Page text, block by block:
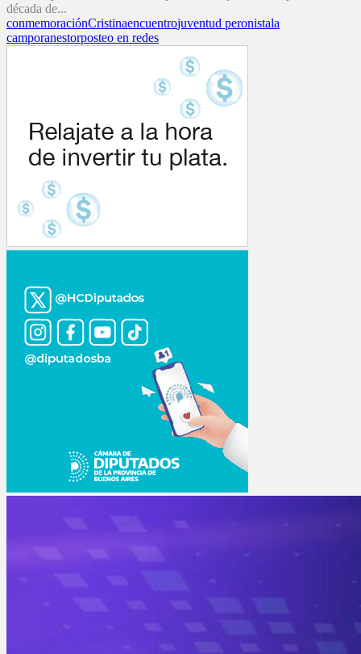
década de...
conmemoraciónCristinaencuentrojuventud peronistala
camporanestorposteo en redes